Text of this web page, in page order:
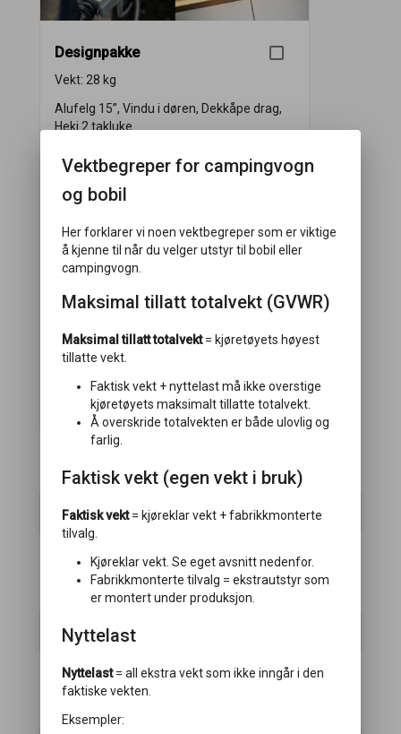
Designpakke
Vekt: 28 kg
Alufelg 15”, Vindu i døren, Dekkåpe drag,
Heki 2 takluke
Komfortpakke
Vekt:8 kg
Komfortpakke med hyller i overskap,
nakkestøtter, håndkletørker og lasteluke
Chassis
Elektrisk stigtrinn
Karosseri
Lasteluke
Klima/Varme
Vektbegreper for campingvogn
og bobil
Her forklarer vi noen vektbegreper som er viktige
å kjenne til når du velger utstyr til bobil eller
campingvogn.
Maksimal tillatt totalvekt (GVWR)
Maksimal tillatt totalvekt= kjøretøyets høyest
tillatte vekt.
Faktisk vekt + nyttelast må ikke overstige
kjøretøyets maksimalt tillatte totalvekt.
Å overskride totalvekten er både ulovlig og
farlig.
Faktisk vekt (egen vekt i bruk)
Faktisk vekt= kjøreklar vekt + fabrikkmonterte
tilvalg.
Kjøreklar vekt. Se eget avsnitt nedenfor.
Fabrikkmonterte tilvalg = ekstrautstyr som
er montert under produksjon.
Nyttelast
Nyttelast= all ekstra vekt som ikke inngår i den
faktiske vekten.
Eksempler: